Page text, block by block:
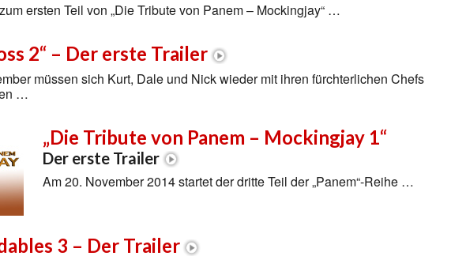
ersten Teil von „Die Tribute von Panem – Mockingjay“ …
2“ – Der erste Trailer
müssen sich Kurt, Dale und Nick wieder mit ihren fürchterlichen Chefs
…
„Die Tribute von Panem – Mockingjay 1“
Der erste Trailer
Am 20. November 2014 startet der dritte Teil der „Panem“-Reihe …
3 – Der Trailer